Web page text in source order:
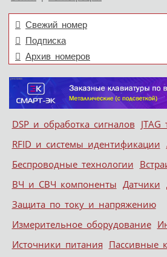
Свежий номер
Подписка
Архив номеров
Меню
Skip to content
DSP и обработка сигналов JTAG
RFID и системы идентификации
Беспроводные технологии
ВЧ и СВЧ компоненты Датчики
Защита по току и напряжению
Измерительное оборудование
Источники питания Пассивные